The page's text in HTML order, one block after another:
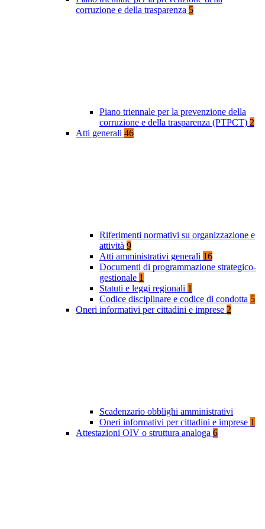
corruzione e della trasparenza 5
Piano triennale per la prevenzione della
corruzione e della trasparenza (PTPCT) 2
Atti generali 46
Riferimenti normativi su organizzazione e
attività 9
Atti amministrativi generali 16
Documenti di programmazione strategico-
gestionale 1
Statuti e leggi regionali 1
Codice disciplinare e codice di condotta 5
Oneri informativi per cittadini e imprese 2
Scadenzario obblighi amministrativi
Oneri informativi per cittadini e imprese 1
Attestazioni OIV o struttura analoga 6